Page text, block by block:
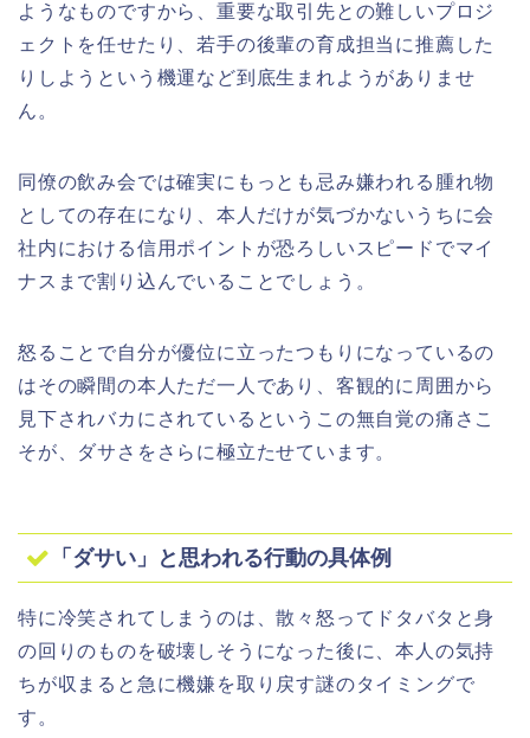
ようなものですから、重要な取引先との難しいプロジ
ェクトを任せたり、若手の後輩の育成担当に推薦した
りしようという機運など到底生まれようがありませ
ん。
同僚の飲み会では確実にもっとも忌み嫌われる腫れ物
としての存在になり、本人だけが気づかないうちに会
社内における信用ポイントが恐ろしいスピードでマイ
ナスまで割り込んでいることでしょう。
怒ることで自分が優位に立ったつもりになっているの
はその瞬間の本人ただ一人であり、客観的に周囲から
見下されバカにされているというこの無自覚の痛さこ
そが、ダサさをさらに極立たせています。
「ダサい」と思われる行動の具体例
特に冷笑されてしまうのは、散々怒ってドタバタと身
の回りのものを破壊しそうになった後に、本人の気持
ちが収まると急に機嫌を取り戻す謎のタイミングで
す。